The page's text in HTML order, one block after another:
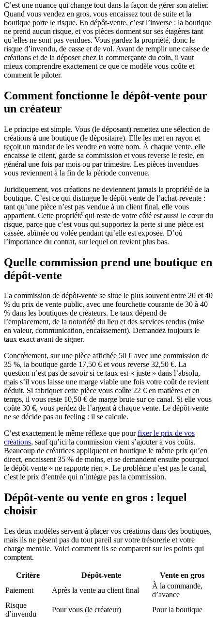
C’est une nuance qui change tout dans la façon de gérer son atelier.
Quand vous vendez en gros, vous encaissez tout de suite et la
boutique porte le risque. En dépôt-vente, c’est l’inverse : la boutique
ne prend aucun risque, et vos pièces dorment sur ses étagères tant
qu’elles ne sont pas vendues. Vous gardez la propriété, donc le
risque d’invendu, de casse et de vol. Avant de remplir une caisse de
créations et de la déposer chez la commerçante du coin, il vaut
mieux comprendre exactement ce que ce modèle vous coûte et
comment le piloter.
Comment fonctionne le dépôt-vente pour
un créateur
Le principe est simple. Vous (le déposant) remettez une sélection de
créations à une boutique (le dépositaire). Elle les met en rayon et
reçoit un mandat de les vendre en votre nom. À chaque vente, elle
encaisse le client, garde sa commission et vous reverse le reste, en
général une fois par mois ou par trimestre. Les pièces invendues
vous reviennent à la fin de la période convenue.
Juridiquement, vos créations ne deviennent jamais la propriété de la
boutique. C’est ce qui distingue le dépôt-vente de l’achat-revente :
tant qu’une pièce n’est pas vendue à un client final, elle vous
appartient. Cette propriété qui reste de votre côté est aussi le cœur du
risque, parce que c’est vous qui supportez la perte si une pièce est
cassée, abîmée ou volée pendant qu’elle est exposée. D’où
l’importance du contrat, sur lequel on revient plus bas.
Quelle commission prend une boutique en
dépôt-vente
La commission de dépôt-vente se situe le plus souvent entre 20 et 40
% du prix de vente public, avec une fourchette courante de 30 à 40
% dans les boutiques de créateurs. Le taux dépend de
l’emplacement, de la notoriété du lieu et des services rendus (mise
en valeur, communication, encaissement). Demandez toujours le
taux exact avant de signer.
Concrètement, sur une pièce affichée 50 € avec une commission de
35 %, la boutique garde 17,50 € et vous reverse 32,50 €. La
question n’est pas de savoir si ce taux est « juste » dans l’absolu,
mais s’il vous laisse une marge viable une fois votre coût de revient
déduit. Si fabriquer cette pièce vous coûte 22 € en matières et en
temps, il vous reste 10,50 € de marge brute sur ce canal. Si elle vous
coûte 30 €, vous perdez de l’argent à chaque vente. Le dépôt-vente
ne se décide pas au feeling : il se calcule.
C’est exactement le même réflexe que pourfixer le prix de vos
créations, sauf qu’ici la commission vient s’ajouter à vos coûts.
Beaucoup de créatrices appliquent en boutique le même prix qu’en
direct, encaissent 35 % de moins, et se demandent ensuite pourquoi
le dépôt-vente « ne rapporte rien ». Le problème n’est pas le canal,
c’est le prix d’entrée qui n’intègre pas la commission.
Dépôt-vente ou vente en gros : lequel
choisir
Les deux modèles servent à placer vos créations dans des boutiques,
mais ils ne pèsent pas du tout pareil sur votre trésorerie et votre
charge mentale. Voici comment ils se comparent sur les points qui
comptent.
Critère Dépôt-vente
Vente en gros
Paiement
Après la vente au client final
À la commande,
d’avance
Risque
d’invendu
Pour vous (le créateur)
Pour la boutique